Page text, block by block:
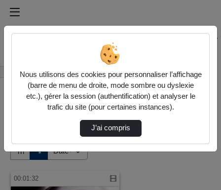
Médiathèque de l'université Paris
Rechercher un média sur Médiathèque de l'université
Accueil Vidéos
Tri ↘
00:01:32
Nous utilisons des cookies pour personnaliser l’affichage
(barre de menu de droite, mode sombre ou dyslexie
etc.), gérer la session (authentification) et analyser le
trafic du site (pour certaines instances).
J’ai compris